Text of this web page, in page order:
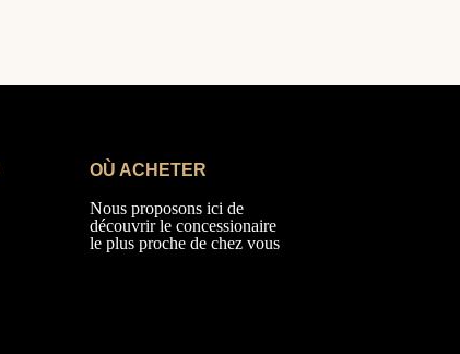
OÙ ACHETER
Nous proposons ici de
découvrir le concessionaire
le plus proche de chez vous